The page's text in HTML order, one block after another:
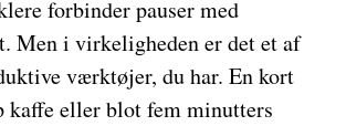
forbinder pauser med
Men i virkeligheden er det et af
værktøjer, du har. En kort
kaffe eller blot fem minutters